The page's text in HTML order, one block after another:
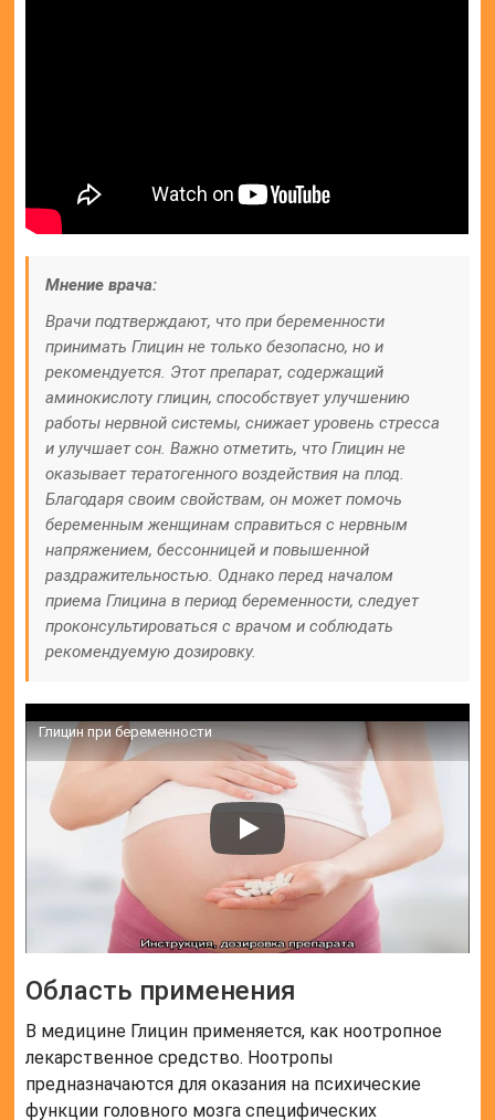
Мнение врача:
Врачи подтверждают, что при беременности
принимать Глицин не только безопасно, но и
рекомендуется. Этот препарат, содержащий
аминокислоту глицин, способствует улучшению
работы нервной системы, снижает уровень стресса
и улучшает сон. Важно отметить, что Глицин не
оказывает тератогенного воздействия на плод.
Благодаря своим свойствам, он может помочь
беременным женщинам справиться с нервным
напряжением, бессонницей и повышенной
раздражительностью. Однако перед началом
приема Глицина в период беременности, следует
проконсультироваться с врачом и соблюдать
рекомендуемую дозировку.
Глицин при беременности
Область применения
В медицине Глицин применяется, как ноотропное
лекарственное средство. Ноотропы
предназначаются для оказания на психические
функции головного мозга специфических